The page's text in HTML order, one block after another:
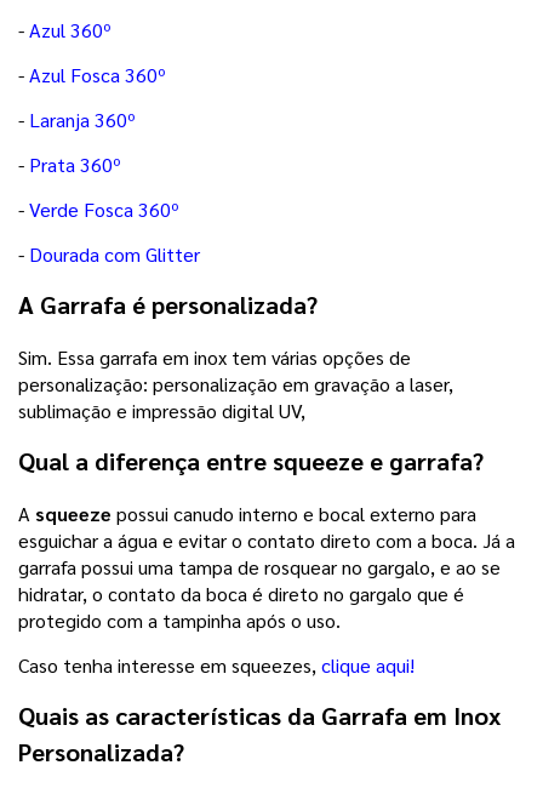
-Azul 360º
-Azul Fosca 360º
- Laranja 360º
- Prata 360º
-Verde Fosca 360º
- Dourada com Glitter
A Garrafa é personalizada?
Sim. Essa garrafa em inox tem várias opções de
personalização: personalização em gravação a laser,
sublimação e impressão digital UV,
Qual a diferença entre squeeze e garrafa?
A squeeze possui canudo interno e bocal externo para
esguichar a água e evitar o contato direto com a boca. Já a
garrafa possui uma tampa de rosquear no gargalo, e ao se
hidratar, o contato da boca é direto no gargalo que é
protegido com a tampinha após o uso.
Caso tenha interesse em squeezes,clique aqui!
Quais as características da Garrafa em Inox
Personalizada?